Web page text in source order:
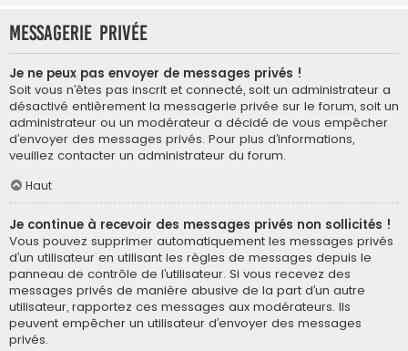
Messagerie privée
Je ne peux pas envoyer de messages privés !
Soit vous n’êtes pas inscrit et connecté, soit un administrateur a
désactivé entièrement la messagerie privée sur le forum, soit un
administrateur ou un modérateur a décidé de vous empêcher
d’envoyer des messages privés. Pour plus d’informations,
veuillez contacter un administrateur du forum.
Haut
Je continue à recevoir des messages privés non sollicités !
Vous pouvez supprimer automatiquement les messages privés
d’un utilisateur en utilisant les règles de messages depuis le
panneau de contrôle de l’utilisateur. Si vous recevez des
messages privés de manière abusive de la part d’un autre
utilisateur, rapportez ces messages aux modérateurs. Ils
peuvent empêcher un utilisateur d’envoyer des messages
privés.